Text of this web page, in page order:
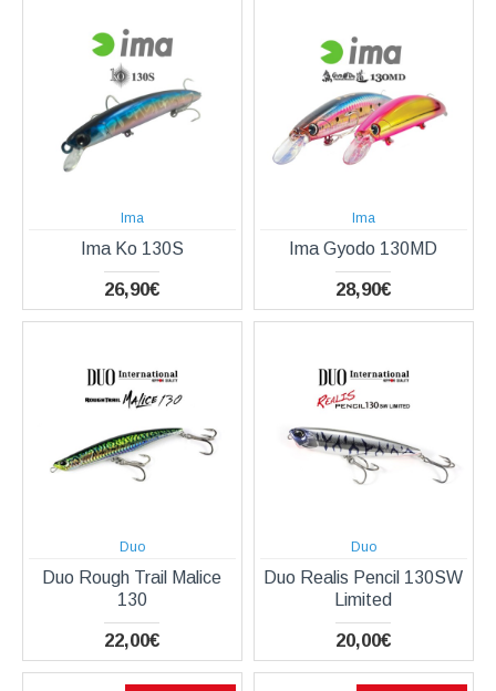
Ima
Ima Ko 130S
26,90€
Ima
Ima Gyodo 130MD
28,90€
Duo
Duo Rough Trail Malice
130
22,00€
Duo
Duo Realis Pencil 130SW
Limited
20,00€